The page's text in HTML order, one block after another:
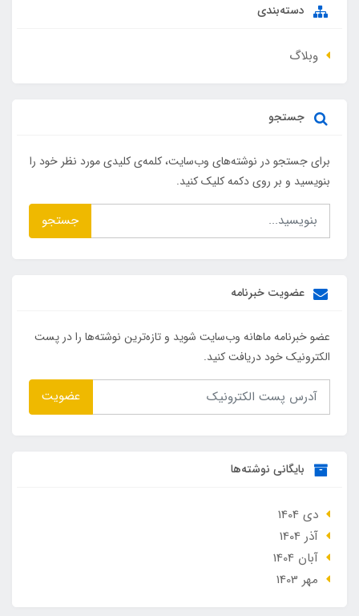
دسته‌بندی
وبلاگ
جستجو
برای جستجو در نوشته‌های وب‌سایت، کلمه‌ی کلیدی مورد نظر خود را
بنویسید و بر روی دکمه کلیک کنید.
جستجو
عضویت خبرنامه
عضو خبرنامه ماهانه وب‌سایت شوید و تازه‌ترین نوشته‌ها را در پست
الکترونیک خود دریافت کنید.
عضویت
بایگانی نوشته‌ها
دی 1404
آذر 1404
آبان 1404
مهر 1403